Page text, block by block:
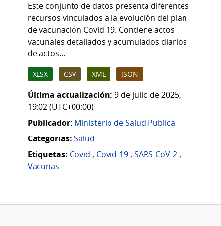
Este conjunto de datos presenta diferentes
recursos vinculados a la evolución del plan
de vacunación Covid 19. Contiene actos
vacunales detallados y acumulados diarios
de actos...
XLSX CSV XML JSON
Última actualización: 9 de julio de 2025,
19:02 (UTC+00:00)
Publicador: Ministerio de Salud Publica
Categorias: Salud
Etiquetas: Covid , Covid-19 , SARS-CoV-2 ,
Vacunas